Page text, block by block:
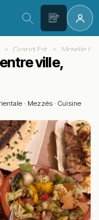
Grand Est Moselle
ville,
· Mezzés · Cuisine